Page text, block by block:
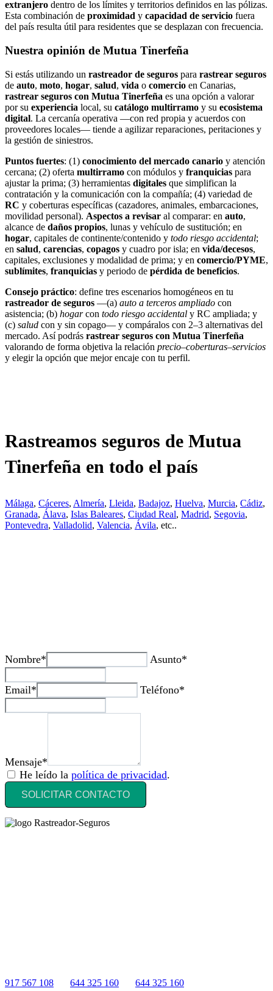
extranjero dentro de los límites y territorios definidos en las pólizas.
Esta combinación de proximidad y capacidad de servicio fuera
del país resulta útil para residentes que se desplazan con frecuencia.
Nuestra opinión de Mutua Tinerfeña
Si estás utilizando un rastreador de seguros para rastrear seguros
de auto, moto, hogar, salud, vida o comercio en Canarias,
rastrear seguros con Mutua Tinerfeña es una opción a valorar
por su experiencia local, su catálogo multirramo y su ecosistema
digital. La cercanía operativa —con red propia y acuerdos con
proveedores locales— tiende a agilizar reparaciones, peritaciones y
la gestión de siniestros.
Puntos fuertes: (1) conocimiento del mercado canario y atención
cercana; (2) oferta multirramo con módulos y franquicias para
ajustar la prima; (3) herramientas digitales que simplifican la
contratación y la comunicación con la compañía; (4) variedad de
RC y coberturas específicas (cazadores, animales, embarcaciones,
movilidad personal). Aspectos a revisar al comparar: en auto,
alcance de daños propios, lunas y vehículo de sustitución; en
hogar, capitales de continente/contenido y todo riesgo accidental;
en salud, carencias, copagos y cuadro por isla; en vida/decesos,
capitales, exclusiones y modalidad de prima; y en comercio/PYME,
sublímites, franquicias y periodo de pérdida de beneficios.
Consejo práctico: define tres escenarios homogéneos en tu
rastreador de seguros —(a) auto a terceros ampliado con
asistencia; (b) hogarcon todo riesgo accidental y RC ampliada; y
(c) salud con y sin copago— y compáralos con 2–3 alternativas del
mercado. Así podrás rastrear seguros con Mutua Tinerfeña
valorando de forma objetiva la relación precio–coberturas–servicios
y elegir la opción que mejor encaje con tu perfil.
Rastreamos seguros de Mutua
Tinerfeña en todo el país
Málaga, Cáceres, Almería, Lleida, Badajoz, Huelva, Murcia, Cádiz,
Granada, Álava, Islas Baleares, Ciudad Real, Madrid, Segovia,
Pontevedra, Valladolid, Valencia, Ávila, etc..
Nombre* Asunto*
Email* Teléfono*
Mensaje*
He leído la política de privacidad.
SOLICITAR CONTACTO
917 567 108
644 325 160 644 325 160